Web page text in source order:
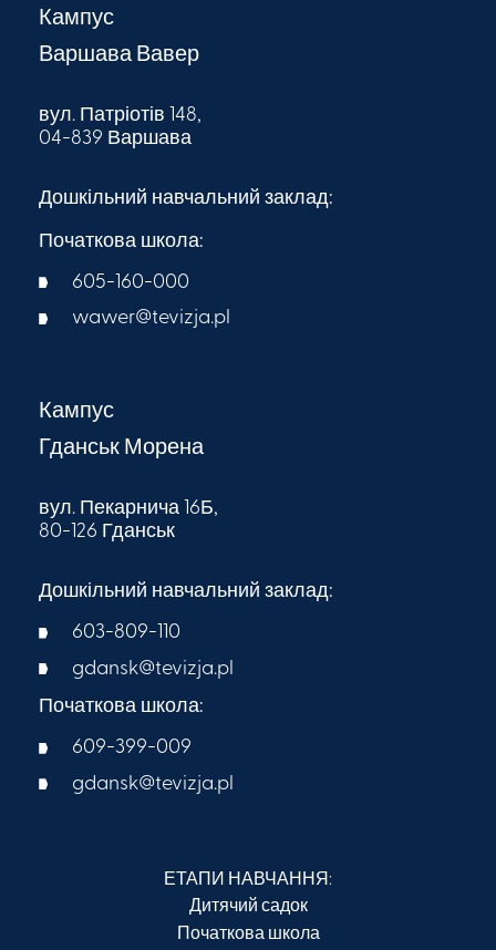
Кампус
Варшава Вавер
вул. Патріотів 148,
04-839 Варшава
Дошкільний навчальний заклад:
Початкова школа:
605-160-000​
wawer@tevizja.pl
Кампус
Гданськ Морена
вул. Пекарнича 16Б,
80-126 Гданськ
Дошкільний навчальний заклад:
603-809-110
gdansk@tevizja.pl
Початкова школа:
609-399-009​
gdansk@tevizja.pl
ЕТАПИ НАВЧАННЯ:
Дитячий садок
Початкова школа